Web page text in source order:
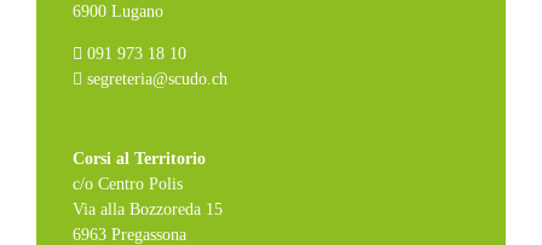
6900 Lugano
091 973 18 10
segreteria@scudo.ch
Corsi al Territorio
c/o Centro Polis
Via alla Bozzoreda 15
6963 Pregassona